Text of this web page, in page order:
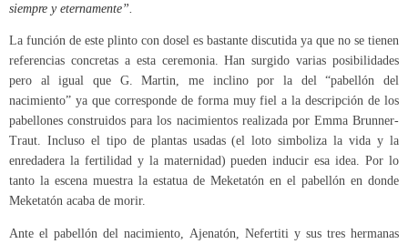
siempre y eternamente”.
La función de este plinto con dosel es bastante discutida ya que no se tienen
referencias concretas a esta ceremonia. Han surgido varias posibilidades
pero al igual que G. Martin, me inclino por la del “pabellón del
nacimiento” ya que corresponde de forma muy fiel a la descripción de los
pabellones construidos para los nacimientos realizada por Emma Brunner-
Traut. Incluso el tipo de plantas usadas (el loto simboliza la vida y la
enredadera la fertilidad y la maternidad) pueden inducir esa idea. Por lo
tanto la escena muestra la estatua de Meketatón en el pabellón en donde
Meketatón acaba de morir.
Ante el pabellón del nacimiento, Ajenatón, Nefertiti y sus tres hermanas